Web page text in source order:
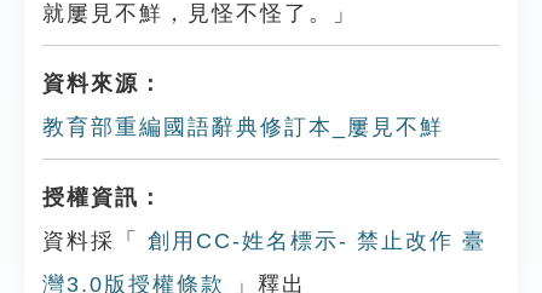
就屢見不鮮，見怪不怪了。」
資料來源：
教育部重編國語辭典修訂本_屢見不鮮
授權資訊：
資料採「
創用CC-姓名標示- 禁止改作 臺
灣3.0版授權條款
」釋出